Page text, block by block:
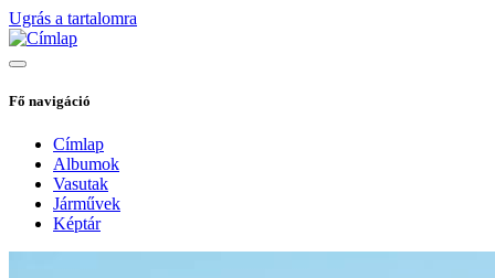
Ugrás a tartalomra
Fő navigáció
Címlap
Albumok
Vasutak
Járművek
Képtár